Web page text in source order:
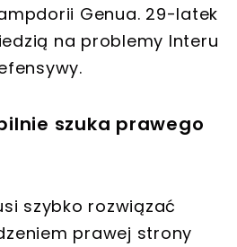
Genua. 29-latek
na problemy Interu
szuka prawego
szybko rozwiązać
prawej strony